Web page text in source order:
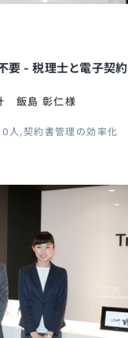
要 - 税理士と電子契約
飯島 彰仁様
人 契約書管理の効率化